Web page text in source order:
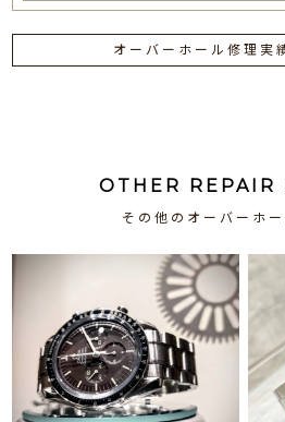
オーバーホール修理実
OTHER REPAIR
その他のオーバーホ